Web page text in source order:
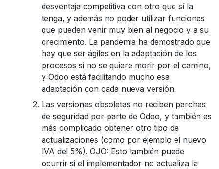
desventaja competitiva con otro que sí la
tenga, y además no poder utilizar funciones
que pueden venir muy bien al negocio y a su
crecimiento. La pandemia ha demostrado que
hay que ser ágiles en la adaptación de los
procesos si no se quiere morir por el camino,
y Odoo está facilitando mucho esa
adaptación con cada nueva versión.
Las versiones obsoletas no reciben parches
de seguridad por parte de Odoo, y también es
más complicado obtener otro tipo de
actualizaciones (como por ejemplo el nuevo
IVA del 5%). OJO: Esto también puede
ocurrir si el implementador no actualiza la